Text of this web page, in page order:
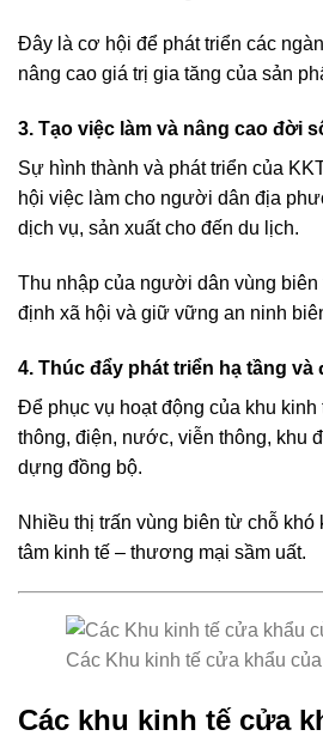
Đây là cơ hội để phát triển các
nâng cao giá trị gia tăng của sản
3. Tạo việc làm và nâng cao đời
Sự hình thành và phát triển của
hội việc làm cho người dân địa
dịch vụ, sản xuất cho đến du lịch.
Thu nhập của người dân vùng biên
định xã hội và giữ vững an ninh
4. Thúc đẩy phát triển hạ tầng và
Để phục vụ hoạt động của khu kinh
thông, điện, nước, viễn thông, khu
dựng đồng bộ.
Nhiều thị trấn vùng biên từ chỗ khó
tâm kinh tế – thương mại sầm uất.
Các Khu kinh tế cửa khẩu
Các khu kinh tế cửa